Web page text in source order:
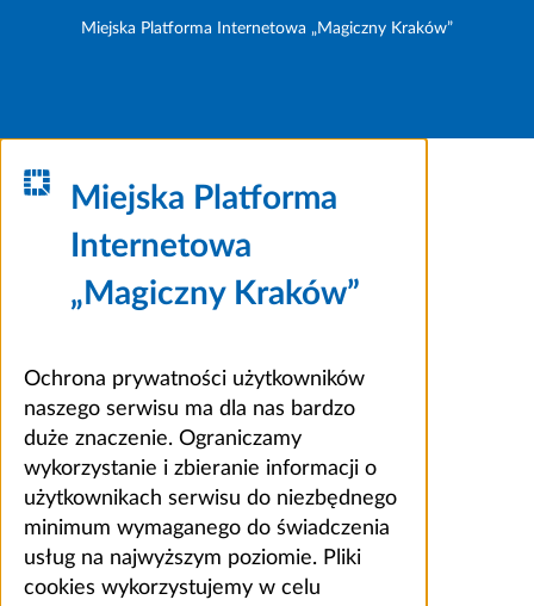
Miejska Platforma Internetowa „Magiczny Kraków”
Miejska Platforma
Internetowa
„Magiczny Kraków”
Ochrona prywatności użytkowników
naszego serwisu ma dla nas bardzo
duże znaczenie. Ograniczamy
wykorzystanie i zbieranie informacji o
użytkownikach serwisu do niezbędnego
minimum wymaganego do świadczenia
usług na najwyższym poziomie. Pliki
cookies wykorzystujemy w celu